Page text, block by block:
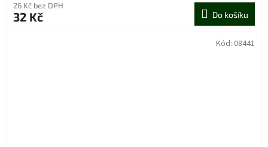
26 Kč bez DPH
32 Kč Do košíku
Kód: 08441